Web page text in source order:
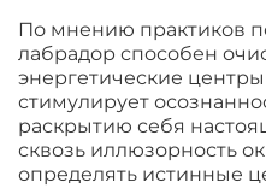
По мнению практиков
лабрадор способен
энергетические
стимулирует
раскрытию себя
сквозь иллюзорность
определять истинные